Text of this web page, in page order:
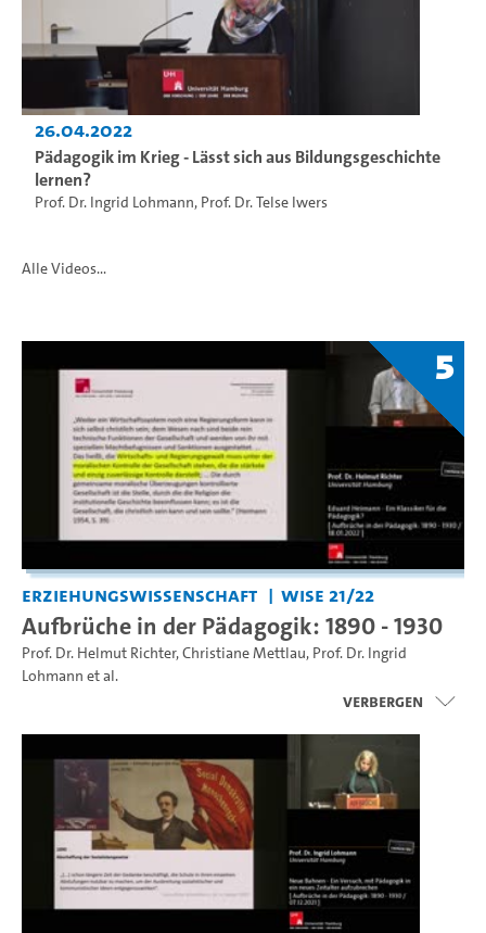
26.04.2022
Pädagogik im Krieg - Lässt sich aus Bildungsgeschichte
lernen?
Prof. Dr. Ingrid Lohmann, Prof. Dr. Telse Iwers
Alle Videos...
5
Erziehungswissenschaft WiSe 21/22
Aufbrüche in der Pädagogik: 1890 - 1930
Prof. Dr. Helmut Richter,Christiane Mettlau, Prof. Dr. Ingrid
Lohmann et al.
Verbergen